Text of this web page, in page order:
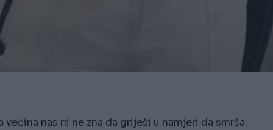
nas ni ne zna da griješi u namjeri da smrša.